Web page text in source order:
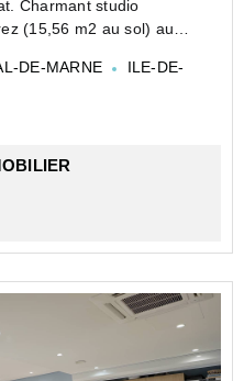
Charmant studio
(15,56 m2 au sol) au
». Environneme...
DE-MARNE
ILE-DE-